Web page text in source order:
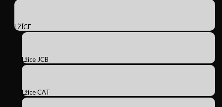
LŽÍCE
Lžíce JCB
Lžíce CAT